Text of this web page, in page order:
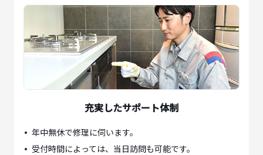
充実したサポート体制
年中無休で修理に伺います。
受付時間によっては、当日訪問も可能です。